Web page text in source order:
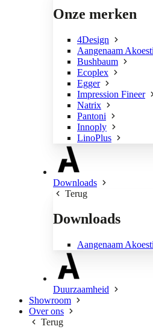
Onze merken
4Design
Aangenaam
Bushbaum
Ecoplex
Egger
Impression Fineer
Natrix
Pantoni
Innoply
LinoPlus
Downloads
Terug
Downloads
Aangenaam
Duurzaamheid
Showroom
Over ons
Terug